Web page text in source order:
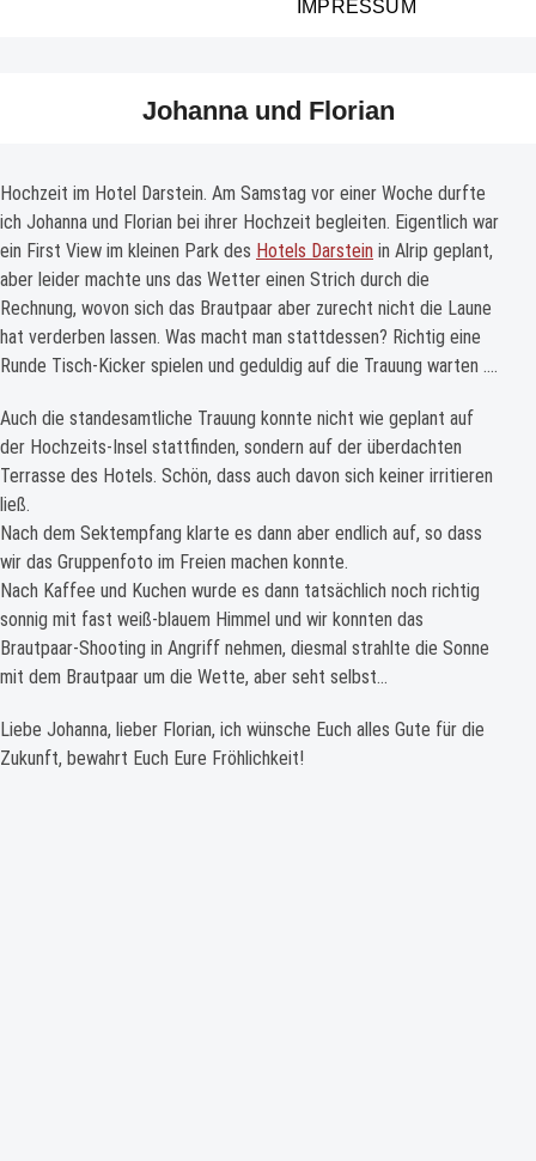
IMPRESSUM
Johanna und Florian
Hochzeit im Hotel Darstein. Am Samstag vor einer Woche durfte
ich Johanna und Florian bei ihrer Hochzeit begleiten. Eigentlich war
ein First View im kleinen Park des Hotels Darstein in Alrip geplant,
aber leider machte uns das Wetter einen Strich durch die
Rechnung, wovon sich das Brautpaar aber zurecht nicht die Laune
hat verderben lassen. Was macht man stattdessen? Richtig eine
Runde Tisch-Kicker spielen und geduldig auf die Trauung warten ….
Auch die standesamtliche Trauung konnte nicht wie geplant auf
der Hochzeits-Insel stattfinden, sondern auf der überdachten
Terrasse des Hotels. Schön, dass auch davon sich keiner irritieren
ließ.
Nach dem Sektempfang klarte es dann aber endlich auf, so dass
wir das Gruppenfoto im Freien machen konnte.
Nach Kaffee und Kuchen wurde es dann tatsächlich noch richtig
sonnig mit fast weiß-blauem Himmel und wir konnten das
Brautpaar-Shooting in Angriff nehmen, diesmal strahlte die Sonne
mit dem Brautpaar um die Wette, aber seht selbst…
Liebe Johanna, lieber Florian, ich wünsche Euch alles Gute für die
Zukunft, bewahrt Euch Eure Fröhlichkeit!